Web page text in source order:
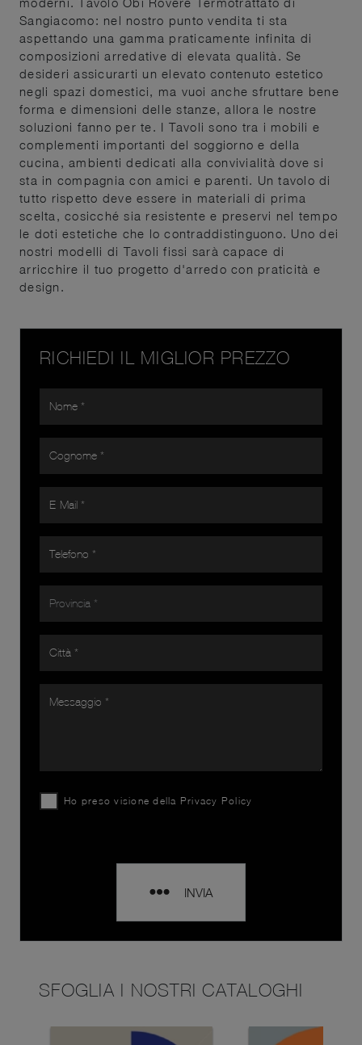
Sangiacomo: nel nostro punto vendita ti sta
aspettando una gamma praticamente infinita di
composizioni arredative di elevata qualità. Se
desideri assicurarti un elevato contenuto estetico
negli spazi domestici, ma vuoi anche sfruttare bene
forma e dimensioni delle stanze, allora le nostre
soluzioni fanno per te. I Tavoli sono tra i mobili e
complementi importanti del soggiorno e della
cucina, ambienti dedicati alla convivialità dove si
sta in compagnia con amici e parenti. Un tavolo di
tutto rispetto deve essere in materiali di prima
scelta, cosicché sia resistente e preservi nel tempo
le doti estetiche che lo contraddistinguono. Uno dei
nostri modelli di Tavoli fissi sarà capace di
arricchire il tuo progetto d'arredo con praticità e
design.
RICHIEDI IL MIGLIOR PREZZO
Ho preso visione della Privacy Policy
INVIA
SFOGLIA I NOSTRI CATALOGHI